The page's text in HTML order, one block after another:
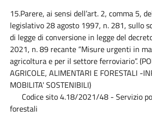
15.Parere, ai sensi dell’art. 2, comma 5,
legislativo 28 agosto 1997, n. 281, sullo
di legge di conversione in legge del
2021, n. 89 recante “Misure urgenti in
agricoltura e per il settore ferroviario”.
AGRICOLE, ALIMENTARI E FORESTALI -
MOBILITA' SOSTENIBILI)
Codice sito 4.18/2021/48 - Servizio
forestali